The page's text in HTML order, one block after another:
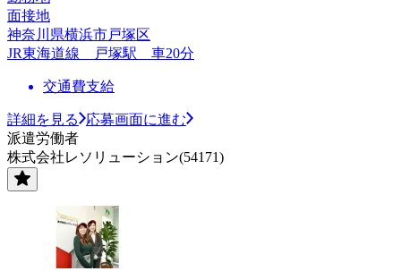
面接地
神奈川県横浜市戸塚区
JR東海道線 戸塚駅 車20分
交通費支給
詳細を見る
応募画面に進む
派遣労働者
株式会社レソリューション(54171)